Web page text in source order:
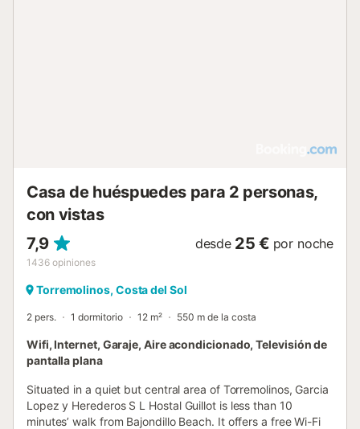
Casa de huéspuedes para 2 personas,
con vistas
7,9
1436 opiniones
desde 25 € por noche
Torremolinos, Costa del Sol
2 pers. 1 dormitorio 12 m² 550 m de la costa
Wifi, Internet, Garaje, Aire acondicionado, Televisión de
pantalla plana
Situated in a quiet but central area of Torremolinos, Garcia
Lopez y Herederos S L Hostal Guillot is less than 10
minutes’ walk from Bajondillo Beach. It offers a free Wi-Fi